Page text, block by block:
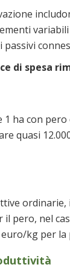
di spesa
1 ha con
quasi
pero, nel
kg per la